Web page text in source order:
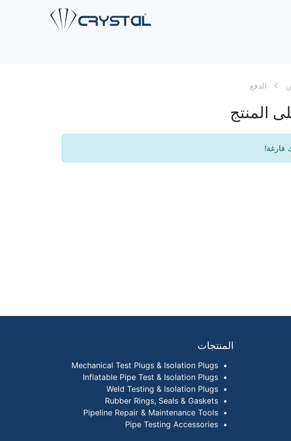
الدفع
المنتج
فارغة!
المنتجات
Mechanical Test Plugs & Isolation Plugs
Inflatable Pipe Test & Isolation Plugs
Weld Testing & Isolation Plugs
Rubber Rings, Seals & Gaskets
Pipeline Repair & Maintenance Tools
Pipe Testing Accessories